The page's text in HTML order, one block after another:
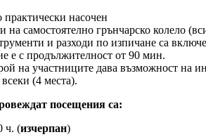
практически насочен
на самостоятелно грънчарско колело
и разходи по изпичане са
е с продължителност от 90 мин.
на участниците дава възможност на
(4 места).
посещения са:
ч. (изчерпан)